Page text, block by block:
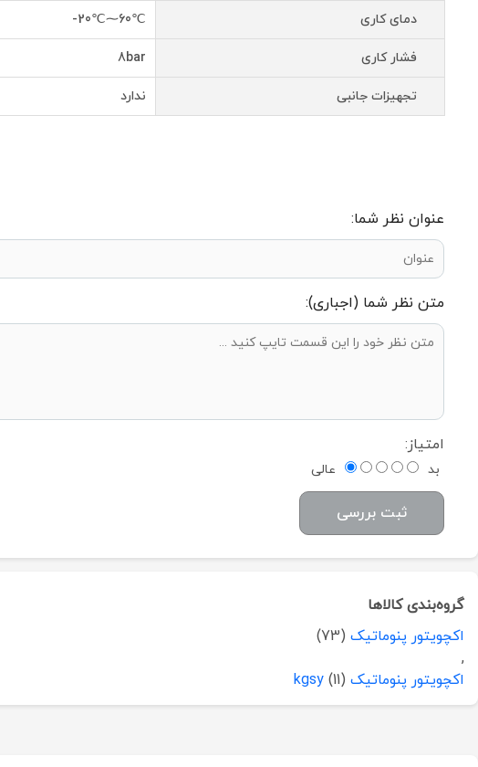
دمای کاری ℃60⁓℃20-
فشار کاری 8bar
تجهیزات جانبی ندارد
عنوان نظر شما:
متن نظر شما (اجباری):
امتیاز:
بد عالی
ثبت بررسی
گروه‌بندی کالاها
اکچویتور پنوماتیک (73)
,
اکچویتور پنوماتیک kgsy (11)